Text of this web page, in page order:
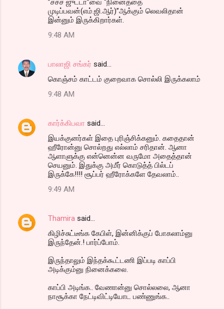
முடிப்பவன்(எம்.ஜி.ஆர்)”ஆக்கும் லெவலிதான்
இன்னும் இருக்கிறார்கள்.
9:48 AM
பாலாஜி சங்கர் said…
கொஞ்சம் காட்டம் குறைவாக சொல்லி இருக்கலாம்
9:48 AM
கார்க்கிபவா said…
இயக்குனர்கள் இதை புரிஞ்சிக்கனும். கதைதான்
ஹீரோன்னு சொல்றது எல்லாம் சரிதான். ஆனா
ஆளாளுக்கு என்னென்ன வருமோ அதைத்தான்
செயனும். இதுக்கு அமீர் கொடுத்த் பில்டப்
இருக்கே!!!! சூப்பர் ஹீரோக்களே தேவலாம்..
9:49 AM
Thamira said…
கிழிச்சுட்டீங்க கேபிள், இன்னிக்குப் போகலாம்னு
இருந்தேன்.! பார்ப்போம்.
இருந்தாலும் இந்தக்கூட்டணி இப்படி காப்பி
அடிக்கும்னு நினைக்கலை.
காப்பி அடிங்க.. வேணான்னு சொல்லலை, ஆனா
நாசூக்கா நேட்டிவிட்டியோட பண்ணுங்க..